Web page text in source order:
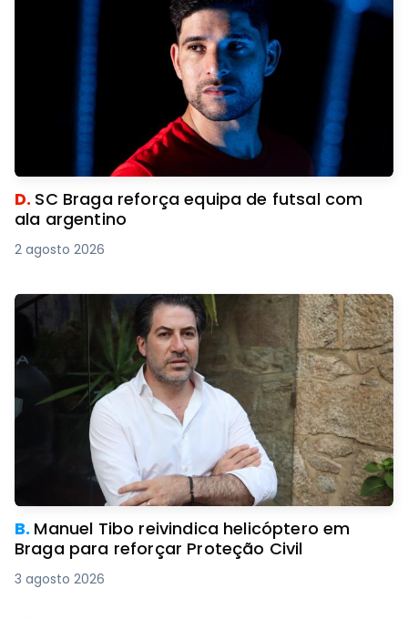
D. SC Braga reforça equipa de futsal com
ala argentino
2 agosto 2026
B. Manuel Tibo reivindica helicóptero em
Braga para reforçar Proteção Civil
3 agosto 2026